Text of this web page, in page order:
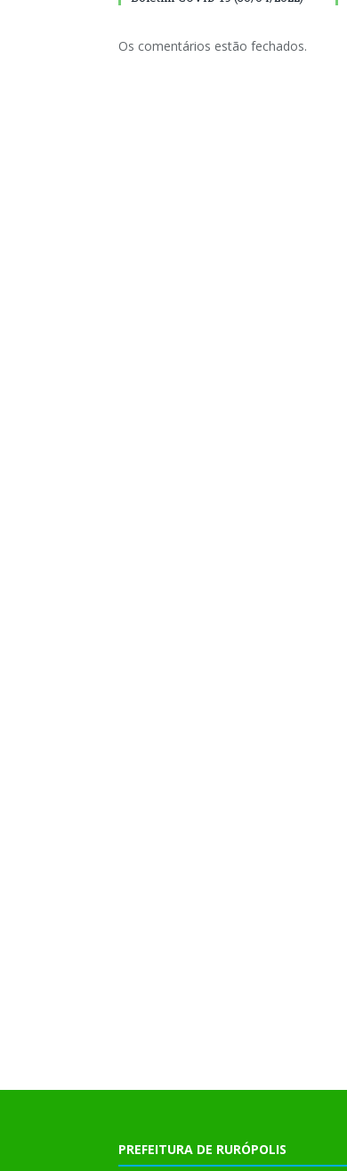
Os comentários estão fechados.
PREFEITURA DE RURÓPOLIS